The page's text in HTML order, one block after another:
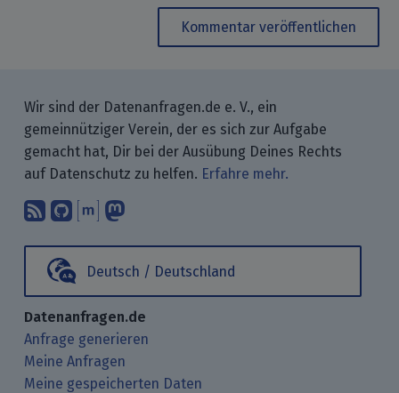
Kommentar veröffentlichen
Wir sind der Datenanfragen.de e. V., ein
gemeinnütziger Verein, der es sich zur Aufgabe
gemacht hat, Dir bei der Ausübung Deines Rechts
auf Datenschutz zu helfen. Erfahre mehr.
Abonniere unsere Blogbeiträge mit
Finde uns bei GitHub.
Unterhalte Dich mit uns über
Deutsch / Deutschland
Datenanfragen.de
Anfrage generieren
Meine Anfragen
Meine gespeicherten Daten